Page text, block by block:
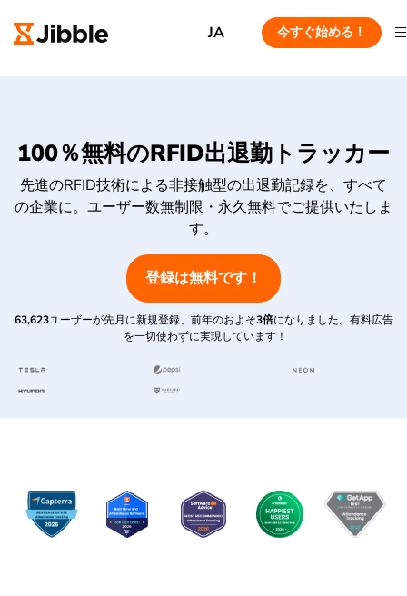
JA 今すぐ始める！
100％無料のRFID出退勤トラッカー
先進のRFID技術による非接触型の出退勤記録を、すべて
の企業に。ユーザー数無制限・永久無料でご提供いたしま
す。
登録は無料です！
63,623ユーザーが先月に新規登録、前年のおよそ3倍になりました。有料広告
を一切使わずに実現しています！